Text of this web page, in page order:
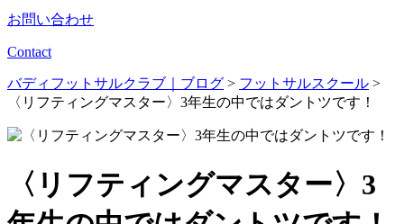
お問い合わせ
Contact
バディフットサルクラブ｜ブログ > フットサルスクール >
〈リフティングマスター〉3年生の中ではダントツです！
〈リフティングマスター〉3